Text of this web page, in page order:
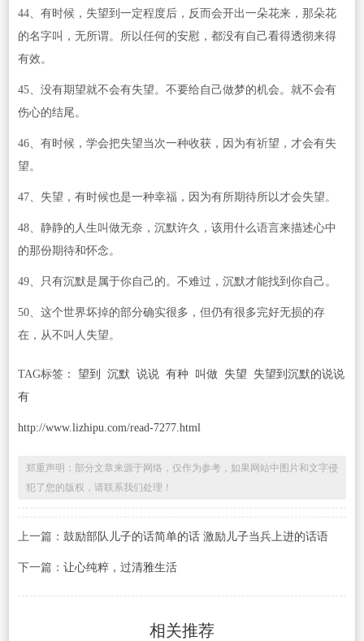
44、有时候，失望到一定程度后，反而会开出一朵花来，那朵花
的名字叫，无所谓。所以任何的安慰，都没有自己看得透彻来得
有效。
45、没有期望就不会有失望。不要给自己做梦的机会。就不会有
伤心的结尾。
46、有时候，学会把失望当次一种收获，因为有祈望，才会有失
望。
47、失望，有时候也是一种幸福，因为有所期待所以才会失望。
48、静静的人生叫做无奈，沉默许久，该用什么语言来描述心中
的那份期待和怀念。
49、只有沉默是属于你自己的。不难过，沉默才能找到你自己。
50、这个世界坏掉的部分确实很多，但仍有很多完好无损的存
在，从不叫人失望。
TAG标签： 望到 沉默 说说 有种 叫做 失望
失望到沉默的说说
有
http://www.lizhipu.com/read-7277.html
郑重声明：部分文章来源于网络，仅作为参考，如果网站中图片和文字侵
犯了您的版权，请联系我们处理！
上一篇： 鼓励部队儿子的话简单的话 激励儿子当兵上进的话语
下一篇： 让心纯粹，过清雅生活
相关推荐